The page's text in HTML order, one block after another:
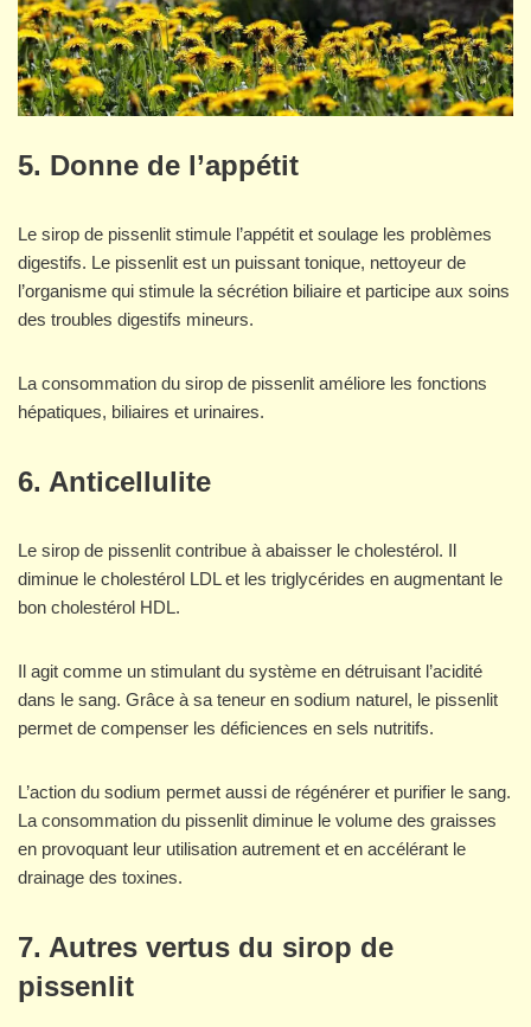
5. Donne de l’appétit
Le sirop de pissenlit stimule l’appétit et soulage les problèmes
digestifs. Le pissenlit est un puissant tonique, nettoyeur de
l’organisme qui stimule la sécrétion biliaire et participe aux soins
des troubles digestifs mineurs.
La consommation du sirop de pissenlit améliore les fonctions
hépatiques, biliaires et urinaires.
6. Anticellulite
Le sirop de pissenlit contribue à abaisser le cholestérol. Il
diminue le cholestérol LDL et les triglycérides en augmentant le
bon cholestérol HDL.
Il agit comme un stimulant du système en détruisant l’acidité
dans le sang. Grâce à sa teneur en sodium naturel, le pissenlit
permet de compenser les déficiences en sels nutritifs.
L’action du sodium permet aussi de régénérer et purifier le sang.
La consommation du pissenlit diminue le volume des graisses
en provoquant leur utilisation autrement et en accélérant le
drainage des toxines.
7. Autres vertus du sirop de
pissenlit